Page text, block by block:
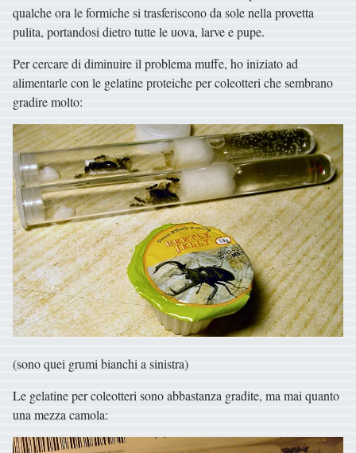
qualche ora le formiche si trasferiscono da sole nella provetta
pulita, portandosi dietro tutte le uova, larve e pupe.
Per cercare di diminuire il problema muffe, ho iniziato ad
alimentarle con le gelatine proteiche per coleotteri che sembrano
gradire molto:
(sono quei grumi bianchi a sinistra)
Le gelatine per coleotteri sono abbastanza gradite, ma mai quanto
una mezza camola: